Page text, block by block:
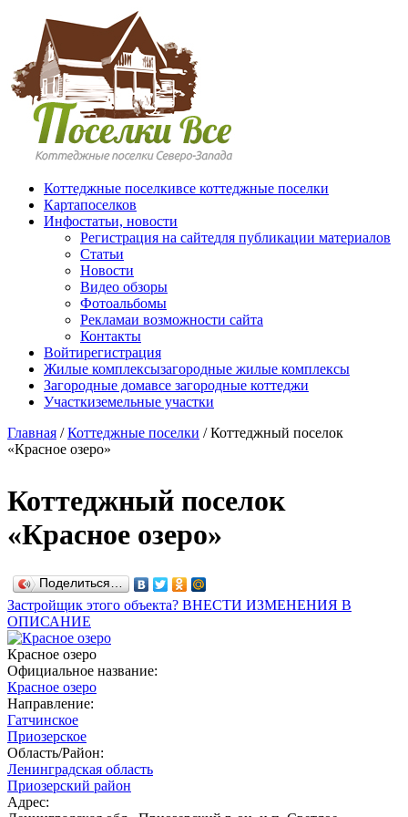
Перейти к основному содержанию
Коттеджные поселкивсе коттеджные поселки
Картапоселков
Инфостатьи, новости
Регистрация на сайтедля публикации материалов
Статьи
Новости
Видео обзоры
Фотоальбомы
Рекламаи возможности сайта
Контакты
Войтирегистрация
Жилые комплексызагородные жилые комплексы
Загородные домавсе загородные коттеджи
Участкиземельные участки
Главная / Коттеджные поселки /Коттеджный поселок
«Красное озеро»
Коттеджный поселок
«Красное озеро»
Поделиться…
Застройщик этого объекта? ВНЕСТИ ИЗМЕНЕНИЯ В
ОПИСАНИЕ
Красное озеро
Официальное название:
Красное озеро
Направление:
Гатчинское
Приозерское
Область/Район:
Ленинградская область
Приозерский район
Адрес: